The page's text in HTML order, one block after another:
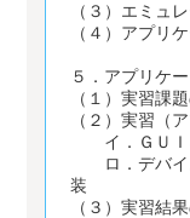
（３）エミュ
（４）アプリ
５．アプリケ
（１）実習課
（２）実習（
イ．ＧＵＩ
ロ．デバイ
装
（３）実習結